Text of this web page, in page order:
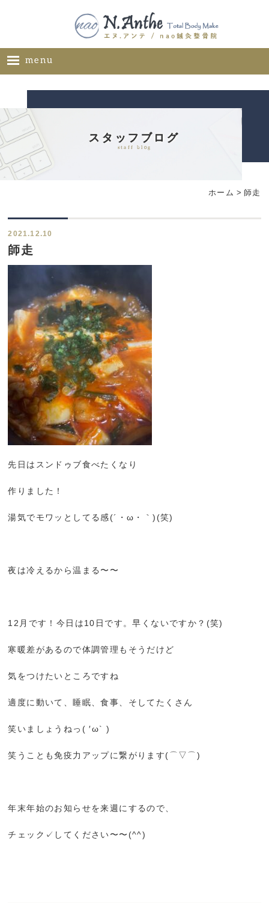
menu
メニュー
ギャラリー
ブログ
スタッフブログ
staff blog
ホーム > 師走
2021.12.10
師走
先日はスンドゥブ食べたくなり
作りました！
湯気でモワッとしてる感(´・ω・｀)(笑)
夜は冷えるから温まる〜〜
12月です！今日は10日です。早くないですか？(笑)
寒暖差があるので体調管理もそうだけど
気をつけたいところですね
適度に動いて、睡眠、食事、そしてたくさん
笑いましょうねっ( ′ω` )
笑うことも免疫力アップに繋がります(⌒▽⌒)
年末年始のお知らせを来週にするので、
チェック✓してください〜〜(^^)